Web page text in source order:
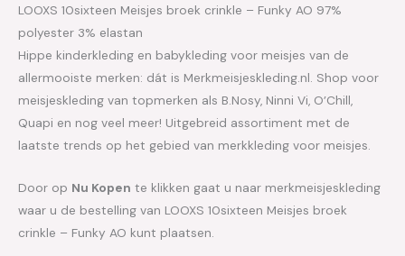
LOOXS 10sixteen Meisjes broek crinkle – Funky AO 97%
polyester 3% elastan
Hippe kinderkleding en babykleding voor meisjes van de
allermooiste merken: dát is Merkmeisjeskleding.nl. Shop voor
meisjeskleding van topmerken als B.Nosy, Ninni Vi, O’Chill,
Quapi en nog veel meer! Uitgebreid assortiment met de
laatste trends op het gebied van merkkleding voor meisjes.
Door op Nu Kopen te klikken gaat u naar merkmeisjeskleding
waar u de bestelling van LOOXS 10sixteen Meisjes broek
crinkle – Funky AO kunt plaatsen.